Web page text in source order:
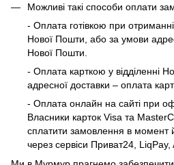
Можливі такі способи оплати
- Оплата готівкою при
Нової Пошти, або за умови
Нової Пошти.
- Оплата карткою у відділенні
адресної доставки – оплата
- Оплата онлайн на сайті при
Власники карток Visa та
сплатити замовлення в момент
через сервіси Приват24,